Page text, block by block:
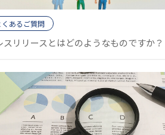
くあるご質問
スリリースとはどのようなものですか？